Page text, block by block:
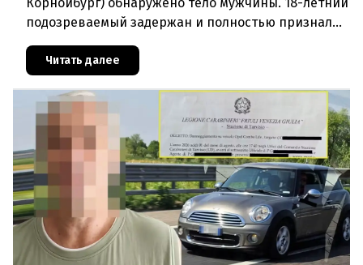
подозреваемый задержан и полностью признал
свою вину. По данным следствия, преступление
могло быть совершено на поч
Читать далее